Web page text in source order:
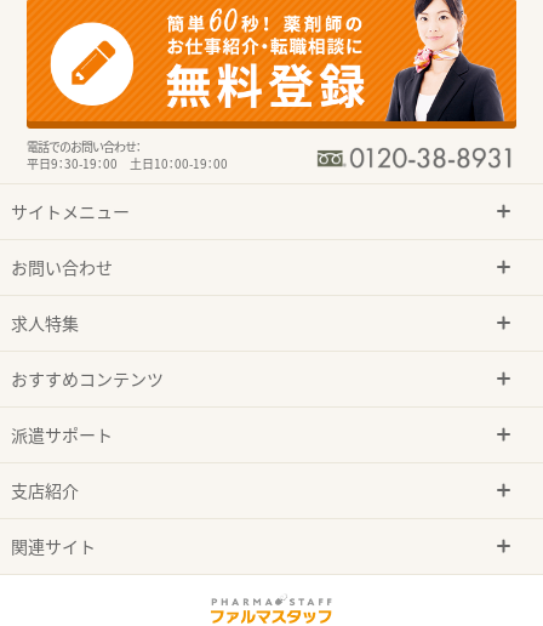
電話でのお問い合わせ：
平日9：30-19：00 土日10：00-19：00
サイトメニュー
お問い合わせ
求人特集
おすすめコンテンツ
派遣サポート
支店紹介
関連サイト